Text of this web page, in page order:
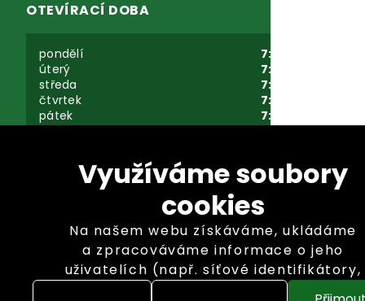
Využíváme soubory
cookies
Na našem webu získáváme, ukládáme
a zpracováváme informace o jeho
uživatelích (např. síťové identifikátory,
údaje o tom, jak procházíte naše
OTEVÍRACÍ DOBA
pondělí
7:30-16:00
úterý
7:30-16:00
středa
7:30-16:00
čtvrtek
7:30-16:00
pátek
7:30-16:00
Copyright © GARLAND distributor, s.r.o. 2026